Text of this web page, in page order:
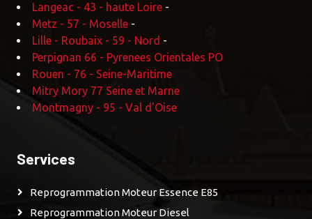
Langeac - 43 - haute Loire -
Metz - 57 - Moselle -
Lille - Roubaix - 59 - Nord -
Perpignan 66 - Pyrenees Orientales PO
Rouen - 76 - Seine-Maritime
Mitry Mory 77 Seine et Marne
Montmagny - 95 - Val d'Oise
Services
Reprogrammation Moteur Essence E85
Reprogrammation Moteur Diesel